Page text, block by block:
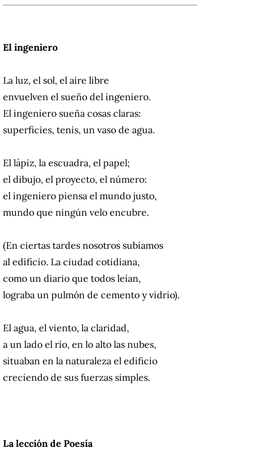
El ingeniero
La luz, el sol, el aire libre
envuelven el sueño del ingeniero.
El ingeniero sueña cosas claras:
superficies, tenis, un vaso de agua.
El lápiz, la escuadra, el papel;
el dibujo, el proyecto, el número:
el ingeniero piensa el mundo justo,
mundo que ningún velo encubre.
(En ciertas tardes nosotros subíamos
al edificio. La ciudad cotidiana,
como un diario que todos leían,
lograba un pulmón de cemento y vidrio).
El agua, el viento, la claridad,
a un lado el río, en lo alto las nubes,
situaban en la naturaleza el edificio
creciendo de sus fuerzas simples.
La lección de Poesía